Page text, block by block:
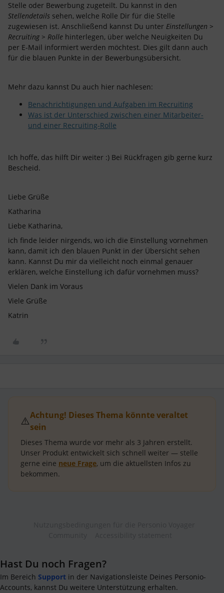
Stelle oder Bewerbung zugeteilt. Du kannst in den
Stellendetails sehen, welche Rolle Dir für die Stelle
zugewiesen ist. Anschließend kannst Du unter Einstellungen >
Recruiting > Rolle hinterlegen, über welche Neuigkeiten Du
per E-Mail informiert werden möchtest. Dies gilt dann auch
für die blauen Punkte in der Bewerbungsübersicht.
Mehr dazu kannst Du auch hier nachlesen:
Benachrichtigungen und Aufgaben im Recruiting
Was ist der Unterschied zwischen einer Mitarbeiter-
und einer Recruiting-Rolle
Ich hoffe, das hilft Dir weiter :) Bei Rückfragen gib gerne kurz
Bescheid.
Liebe Grüße
Katharina
Liebe Katharina,
ich finde leider nirgends, wo ich die Einstellung vornehmen
kann, damit ich den blauen Punkt in der Übersicht sehen
kann. Kannst Du mir da vielleicht noch einmal genauer
erklären, welche Einstellung ich dafür vornehmen muss?
Vielen Dank im Voraus
Viele Grüße
Katrin
⚠️Achtung! Dieses Thema könnte veraltet
sein
Dieses Thema wurde vor mehr als 3 Jahren erstellt.
Unser Produkt entwickelt sich schnell weiter — stelle
gerne eine neue Frage, um die aktuellsten Infos zu
bekommen.
Hast Du noch Fragen?
Im Bereich Support in der Navigationsleiste Deines Personio-
Accounts, kannst Du weitere Unterstützung erhalten.